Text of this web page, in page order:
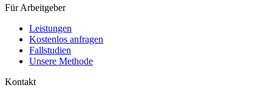
Für Arbeitgeber
Leistungen
Kostenlos anfragen
Fallstudien
Unsere Methode
Kontakt